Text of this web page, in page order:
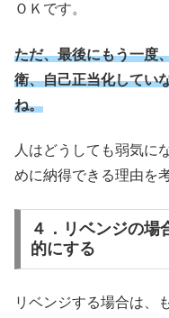
ＯＫです。
ただ、最後にもう一度
衛、自己正当化してい
ね。
人はどうしても弱気に
めに納得できる理由を
４．リベンジの場
的にする
リベンジする場合は、